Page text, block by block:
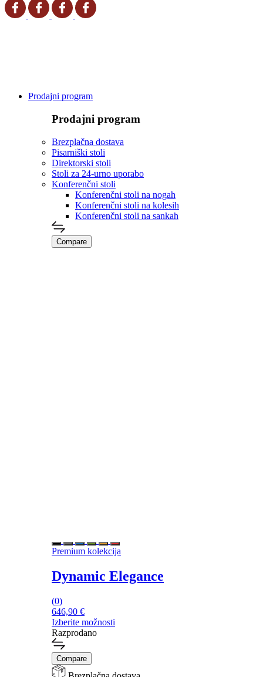
Prodajni program
Prodajni program
Brezplačna dostava
Pisarniški stoli
Direktorski stoli
Stoli za 24-urno uporabo
Konferenčni stoli
Konferenčni stoli na nogah
Konferenčni stoli na kolesih
Konferenčni stoli na sankah
Compare
Premium kolekcija
Dynamic Elegance
(0)
646,90 €
Izberite možnosti
Ta
izdelek
ima
več
različic.
Razprodano
Compare